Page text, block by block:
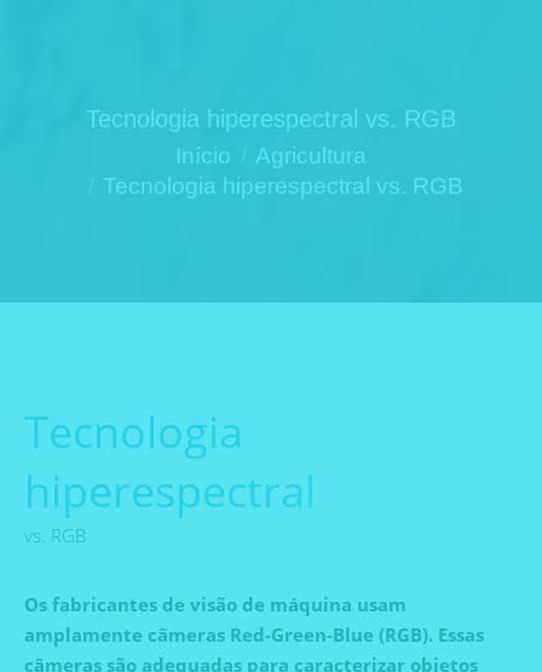
Tecnologia hiperespectral vs. RGB
Início
Agricultura
Tecnologia hiperespectral vs. RGB
Tecnologia
hiperespectral
vs. RGB
Os fabricantes de visão de máquina usam
amplamente câmeras Red-Green-Blue (RGB). Essas
câmeras são adequadas para caracterizar objetos